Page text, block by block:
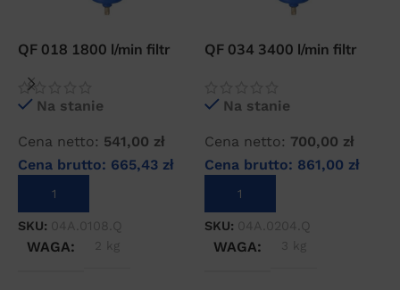
QF 018 1800 l/min filtr
powietrza
Na stanie
Cena netto: 541,00 zł
Cena brutto: 665,43 zł
DODAJ DO KOSZYKA
SKU: 04A.0108.Q
WAGA 2 kg
QF 034 3400 l/min filtr
Na stanie
Cena netto: 700,00 zł
Cena brutto: 861,00 zł
DODAJ DO KOSZYKA
SKU: 04A.0204.Q
WAGA 3 kg